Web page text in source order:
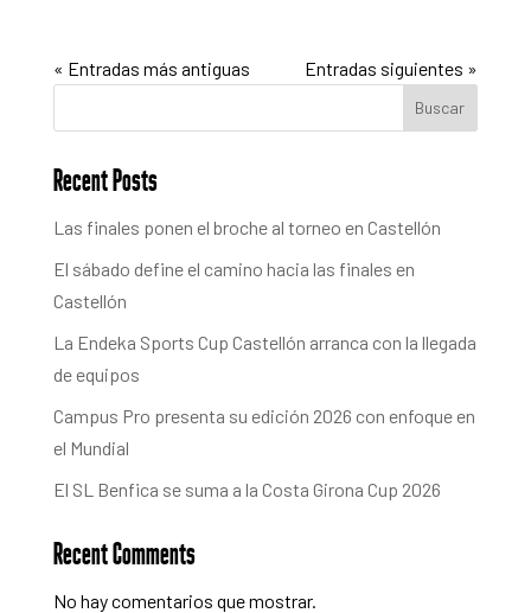
« Entradas más antiguas Entradas siguientes »
Buscar
Recent Posts
Las finales ponen el broche al torneo en Castellón
El sábado define el camino hacia las finales en
Castellón
La Endeka Sports Cup Castellón arranca con la llegada
de equipos
Campus Pro presenta su edición 2026 con enfoque en
el Mundial
El SL Benfica se suma a la Costa Girona Cup 2026
Recent Comments
No hay comentarios que mostrar.